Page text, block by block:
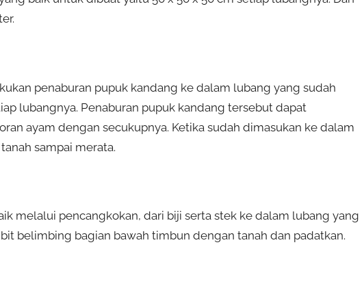
penaburan pupuk kandang ke dalam lubang yang sudah
lubangnya. Penaburan pupuk kandang tersebut dapat
ayam dengan secukupnya. Ketika sudah dimasukan ke dalam
sampai merata.
melalui pencangkokan, dari biji serta stek ke dalam lubang yang
belimbing bagian bawah timbun dengan tanah dan padatkan.